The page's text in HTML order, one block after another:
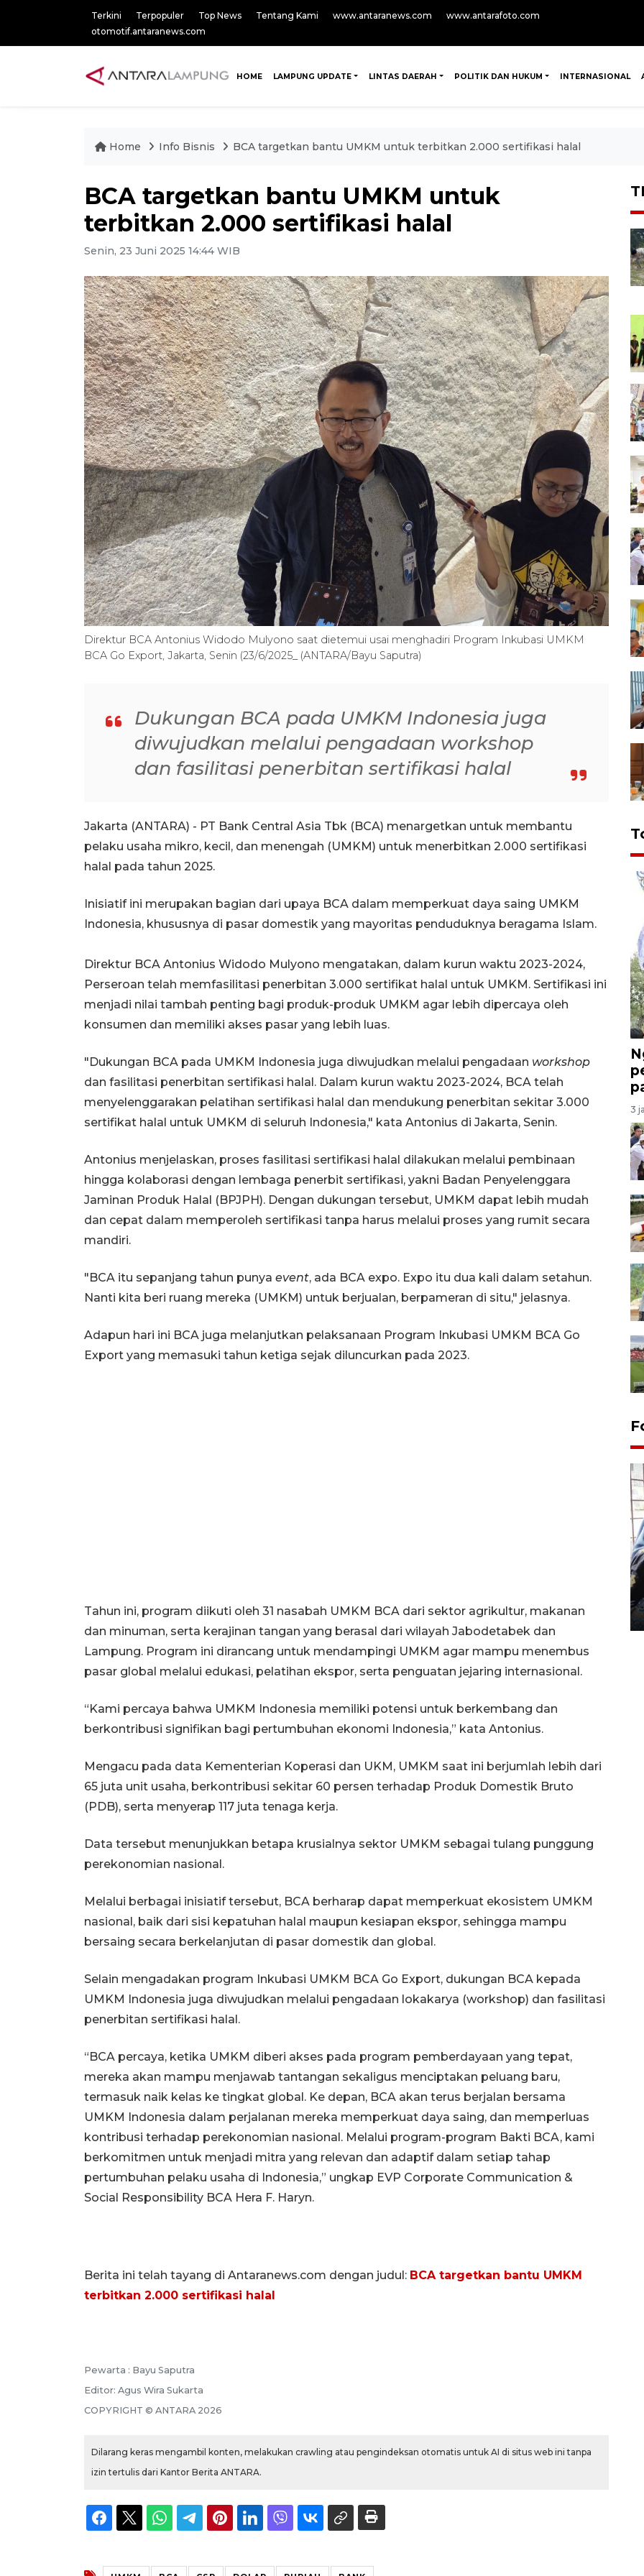
Terkini Terpopuler Top News Tentang Kami www.antaranews.com
www.antarafoto.com
otomotif.antaranews.com
HOME LAMPUNG UPDATE LINTAS DAERAH POLITIK DAN HUKUM INTERNASIONAL
Home Info Bisnis BCA targetkan bantu UMKM untuk terbitkan 2.000 sertifikasi halal
BCA targetkan bantu UMKM untuk
terbitkan 2.000 sertifikasi halal
Senin, 23 Juni 2025 14:44 WIB
Direktur BCA Antonius Widodo Mulyono saat dietemui usai menghadiri Program Inkubasi UMKM
BCA Go Export, Jakarta, Senin (23/6/2025_ (ANTARA/Bayu Saputra)
Dukungan BCA pada UMKM Indonesia juga
diwujudkan melalui pengadaan workshop
dan fasilitasi penerbitan sertifikasi halal
Jakarta (ANTARA) - PT Bank Central Asia Tbk (BCA) menargetkan untuk membantu
pelaku usaha mikro, kecil, dan menengah (UMKM) untuk menerbitkan 2.000 sertifikasi
halal pada tahun 2025.
Inisiatif ini merupakan bagian dari upaya BCA dalam memperkuat daya saing UMKM
Indonesia, khususnya di pasar domestik yang mayoritas penduduknya beragama Islam.
Direktur BCA Antonius Widodo Mulyono mengatakan, dalam kurun waktu 2023-2024,
Perseroan telah memfasilitasi penerbitan 3.000 sertifikat halal untuk UMKM. Sertifikasi ini
menjadi nilai tambah penting bagi produk-produk UMKM agar lebih dipercaya oleh
konsumen dan memiliki akses pasar yang lebih luas.
"Dukungan BCA pada UMKM Indonesia juga diwujudkan melalui pengadaan workshop
dan fasilitasi penerbitan sertifikasi halal. Dalam kurun waktu 2023-2024, BCA telah
menyelenggarakan pelatihan sertifikasi halal dan mendukung penerbitan sekitar 3.000
sertifikat halal untuk UMKM di seluruh Indonesia," kata Antonius di Jakarta, Senin.
Antonius menjelaskan, proses fasilitasi sertifikasi halal dilakukan melalui pembinaan
hingga kolaborasi dengan lembaga penerbit sertifikasi, yakni Badan Penyelenggara
Jaminan Produk Halal (BPJPH). Dengan dukungan tersebut, UMKM dapat lebih mudah
dan cepat dalam memperoleh sertifikasi tanpa harus melalui proses yang rumit secara
mandiri.
"BCA itu sepanjang tahun punya event, ada BCA expo. Expo itu dua kali dalam setahun.
Nanti kita beri ruang mereka (UMKM) untuk berjualan, berpameran di situ," jelasnya.
Adapun hari ini BCA juga melanjutkan pelaksanaan Program Inkubasi UMKM BCA Go
Export yang memasuki tahun ketiga sejak diluncurkan pada 2023.
Tahun ini, program diikuti oleh 31 nasabah UMKM BCA dari sektor agrikultur, makanan
dan minuman, serta kerajinan tangan yang berasal dari wilayah Jabodetabek dan
Lampung. Program ini dirancang untuk mendampingi UMKM agar mampu menembus
pasar global melalui edukasi, pelatihan ekspor, serta penguatan jejaring internasional.
“Kami percaya bahwa UMKM Indonesia memiliki potensi untuk berkembang dan
berkontribusi signifikan bagi pertumbuhan ekonomi Indonesia,” kata Antonius.
Mengacu pada data Kementerian Koperasi dan UKM, UMKM saat ini berjumlah lebih dari
65 juta unit usaha, berkontribusi sekitar 60 persen terhadap Produk Domestik Bruto
(PDB), serta menyerap 117 juta tenaga kerja.
Data tersebut menunjukkan betapa krusialnya sektor UMKM sebagai tulang punggung
perekonomian nasional.
Melalui berbagai inisiatif tersebut, BCA berharap dapat memperkuat ekosistem UMKM
nasional, baik dari sisi kepatuhan halal maupun kesiapan ekspor, sehingga mampu
bersaing secara berkelanjutan di pasar domestik dan global.
Selain mengadakan program Inkubasi UMKM BCA Go Export, dukungan BCA kepada
UMKM Indonesia juga diwujudkan melalui pengadaan lokakarya (workshop) dan fasilitasi
penerbitan sertifikasi halal.
“BCA percaya, ketika UMKM diberi akses pada program pemberdayaan yang tepat,
mereka akan mampu menjawab tantangan sekaligus menciptakan peluang baru,
termasuk naik kelas ke tingkat global. Ke depan, BCA akan terus berjalan bersama
UMKM Indonesia dalam perjalanan mereka memperkuat daya saing, dan memperluas
kontribusi terhadap perekonomian nasional. Melalui program-program Bakti BCA, kami
berkomitmen untuk menjadi mitra yang relevan dan adaptif dalam setiap tahap
pertumbuhan pelaku usaha di Indonesia,” ungkap EVP Corporate Communication &
Social Responsibility BCA Hera F. Haryn.
Berita ini telah tayang di Antaranews.com dengan judul: BCA targetkan bantu UMKM
terbitkan 2.000 sertifikasi halal
Pewarta : Bayu Saputra
Editor: Agus Wira Sukarta
COPYRIGHT © ANTARA 2026
Dilarang keras mengambil konten, melakukan crawling atau pengindeksan otomatis untuk AI di situs web ini tanpa
izin tertulis dari Kantor Berita ANTARA.
3
12 May 2026 15:06 WIB